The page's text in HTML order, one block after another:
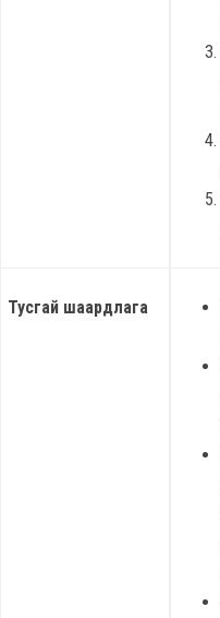
Тусгай шаардлага